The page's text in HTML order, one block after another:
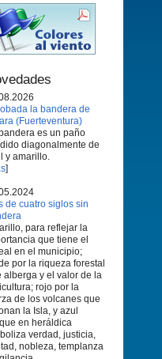
la bandera de
(Fuerteventura)
es un paño
diagonalmente de
y amarillo.
]
de cuatro siglos sin
para reflejar la
que tiene el
en el municipio;
por la riqueza forestal
alberga y el valor de la
rojo por la
de los volcanes que
la Isla, y azul
en heráldica
verdad, justicia,
nobleza, templanza